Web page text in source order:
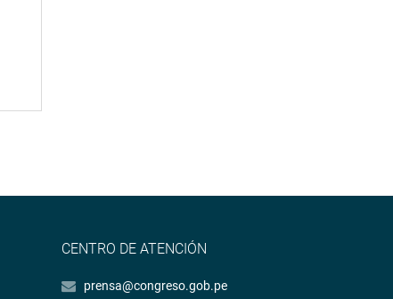
CENTRO DE ATENCIÓN
prensa@congreso.gob.pe